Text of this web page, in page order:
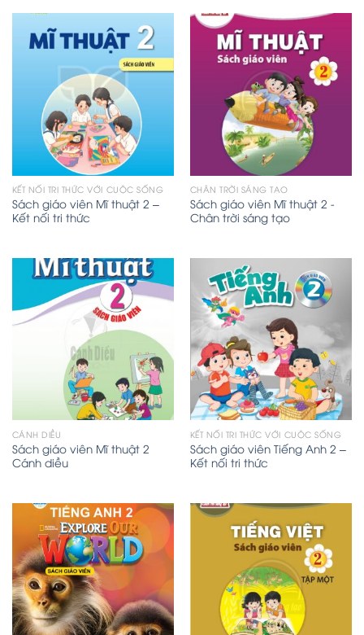
KẾT NỐI TRI THỨC VỚI CUỘC SỐNG
Sách giáo viên Mĩ thuật 2 –
Kết nối tri thức
CHÂN TRỜI SÁNG TẠO
Sách giáo viên Mĩ thuật 2 -
Chân trời sáng tạo
CÁNH DIỀU
Sách giáo viên Mĩ thuật 2
Cánh diều
KẾT NỐI TRI THỨC VỚI CUỘC SỐNG
Sách giáo viên Tiếng Anh 2 –
Kết nối tri thức